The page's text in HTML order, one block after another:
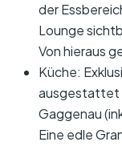
der
Lounge
Von hieraus
Küche:
ausgestattet
Gaggenau
Eine edle